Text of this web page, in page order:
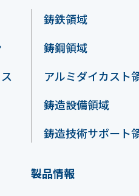
鋳鉄領域
鋳鋼領域
アルミダイカスト
鋳造設備領域
鋳造技術サポート
製品情報